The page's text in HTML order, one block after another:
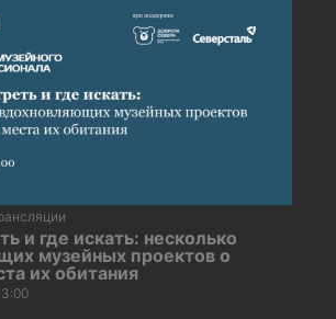
и где искать: несколько
музейных проектов о
их обитания